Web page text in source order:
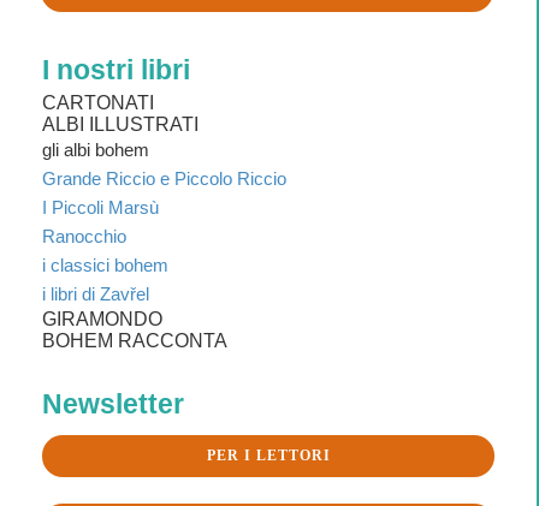
I nostri libri
CARTONATI
ALBI ILLUSTRATI
gli albi bohem
Grande Riccio e Piccolo Riccio
I Piccoli Marsù
Ranocchio
i classici bohem
i libri di Zavřel
GIRAMONDO
BOHEM RACCONTA
Newsletter
PER I LETTORI